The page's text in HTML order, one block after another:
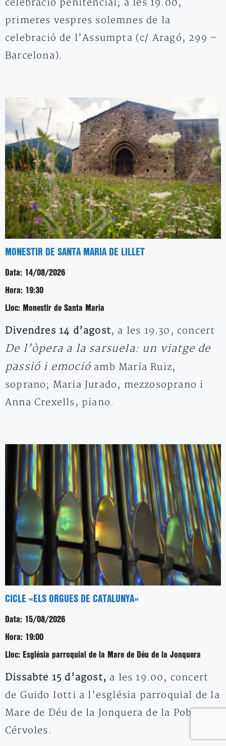
celebració penitencial; a les 19.00,
primeres vespres solemnes de la
celebració de l’Assumpta (c/ Aragó, 299 –
Barcelona).
MONESTIR DE SANTA MARIA DE LILLET
Data: 14/08/2026
Hora: 19:30
Lloc: Monestir de Santa Maria
Divendres 14 d’agost, a les 19.30, concert
De l’òpera a la sarsuela: un viatge de
passió i emoció amb María Ruiz,
soprano; Maria Jurado, mezzosoprano i
Anna Crexells, piano.
CICLE «ELS ORGUES DE CATALUNYA»
Data: 15/08/2026
Hora: 19:00
Lloc: Església parroquial de la Mare de Déu de la Jonquera
Dissabte 15 d’agost, a les 19.00, concert
de Guido Iotti a l’església parroquial de la
Mare de Déu de la Jonquera de la Pobla de
Cérvoles.